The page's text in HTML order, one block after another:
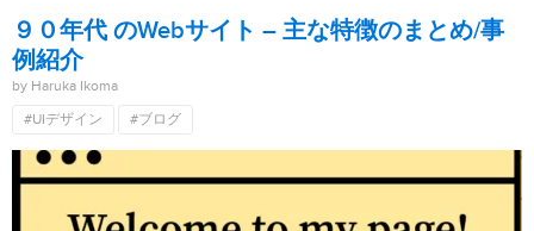
９０年代 のWebサイト – 主な特徴のまとめ/事
例紹介
by Haruka Ikoma
#UIデザイン
#ブログ